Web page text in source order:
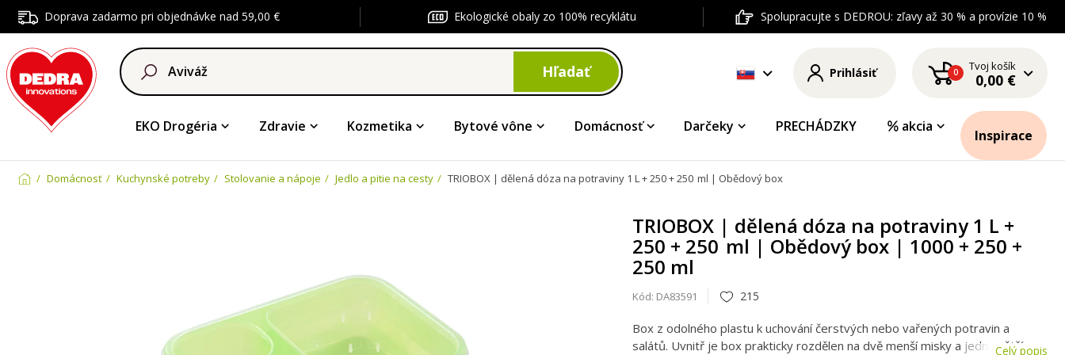
Doprava zadarmo pri objednávke nad 59,00 € Ekologické obaly zo 100% recyklátu Spolupracujte s DEDROU: zľavy až 30 % a provízie 10 %
Hľadať Prihlásiť 0 Tvoj košík
0,00 €
EKO Drogéria Zdravie Kozmetika Bytové vône Domácnosť Darčeky PRECHÁDZKY akcia
Inspirace
Domácnosť Kuchynské potreby Stolovanie a nápoje Jedlo a pitie na cesty TRIOBOX | dělená dóza na potraviny 1 L + 250 + 250 ml | Obědový box | 1000 + 250 + 250 ml
TRIOBOX | dělená dóza na potraviny 1 L +
250 + 250 ml | Obědový box | 1000 + 250 +
250 ml
Kód: DA83591 215
Box z odolného plastu k uchování čerstvých nebo vařených potravin a
salátů. Uvnitř je box prakticky rozdělen na dvě menší misky a jednu větší o
Celý popis